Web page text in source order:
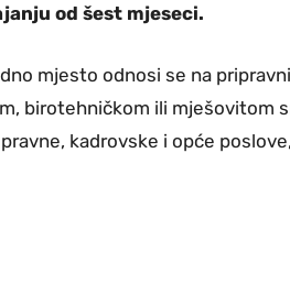
od šest mjeseci.
mjesto odnosi se na
birotehničkom ili mješovitom
kadrovske i opće